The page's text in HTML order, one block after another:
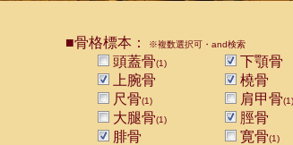
■骨格標本： ※複数選択可・and検索
頭蓋骨(1)
下顎骨
上腕骨
橈骨
尺骨(1) 肩甲骨(1)
大腿骨(1)
脛骨
腓骨
寛骨(1)